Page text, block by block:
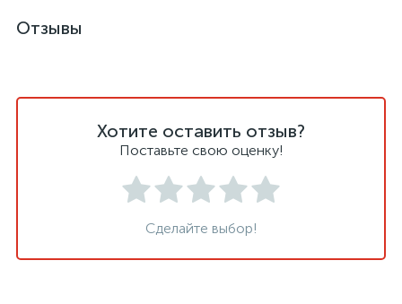
Отзывы
Хотите оставить отзыв?
Поставьте свою оценку!
Сделайте выбор!